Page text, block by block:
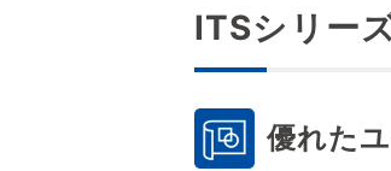
ITSシリー
優れた